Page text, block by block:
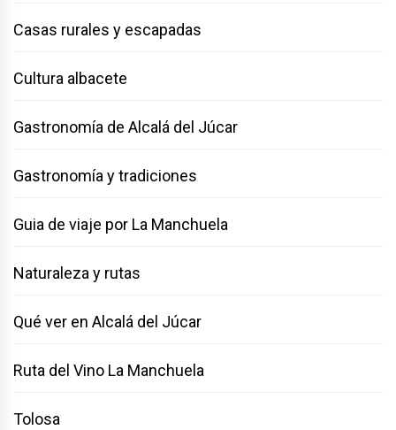
Casas rurales y escapadas
Cultura albacete
Gastronomía de Alcalá del Júcar
Gastronomía y tradiciones
Guia de viaje por La Manchuela
Naturaleza y rutas
Qué ver en Alcalá del Júcar
Ruta del Vino La Manchuela
Tolosa